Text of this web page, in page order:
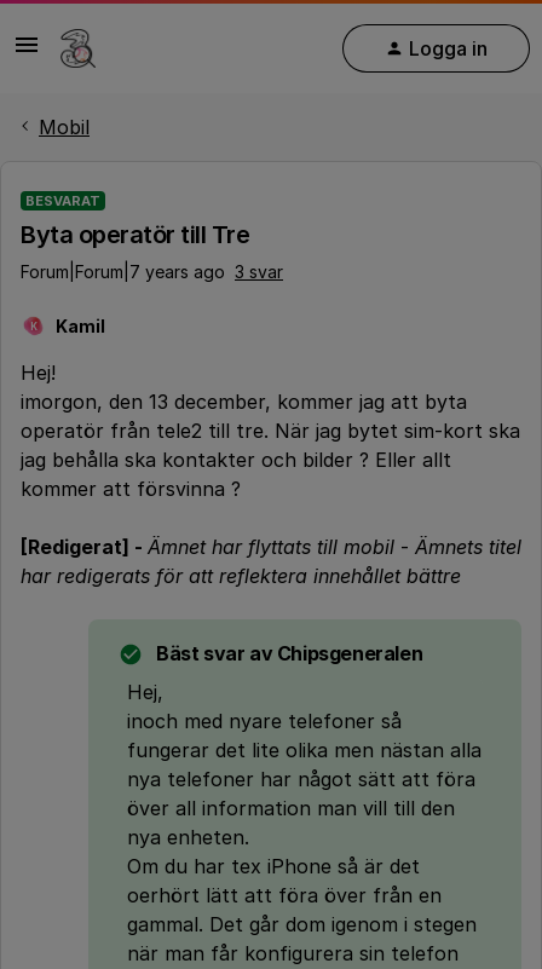
Logga in
Mobil
BESVARAT
Byta operatör till Tre
Forum|Forum|7 years ago 3 svar
K Kamil
Hej!
imorgon, den 13 december, kommer jag att byta
operatör från tele2 till tre. När jag bytet sim-kort ska
jag behålla ska kontakter och bilder ? Eller allt
kommer att försvinna ?
[Redigerat] - Ämnet har flyttats till mobil - Ämnets titel
har redigerats för att reflektera innehållet bättre
Bäst svar av Chipsgeneralen
Hej,
inoch med nyare telefoner så
fungerar det lite olika men nästan alla
nya telefoner har något sätt att föra
över all information man vill till den
nya enheten.
Om du har tex iPhone så är det
oerhört lätt att föra över från en
gammal. Det går dom igenom i stegen
när man får konfigurera sin telefon